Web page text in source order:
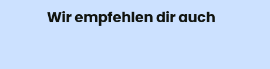
Wir empfehlen dir auch